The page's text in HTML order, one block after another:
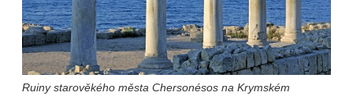
Ruiny starověkého města Chersonésos na Krymském